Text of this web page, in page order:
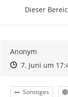
Dieser
Anonym
Zeitpunkt des
Zeitpunkt des
7. Juni um
Kategorie
Sonstiges